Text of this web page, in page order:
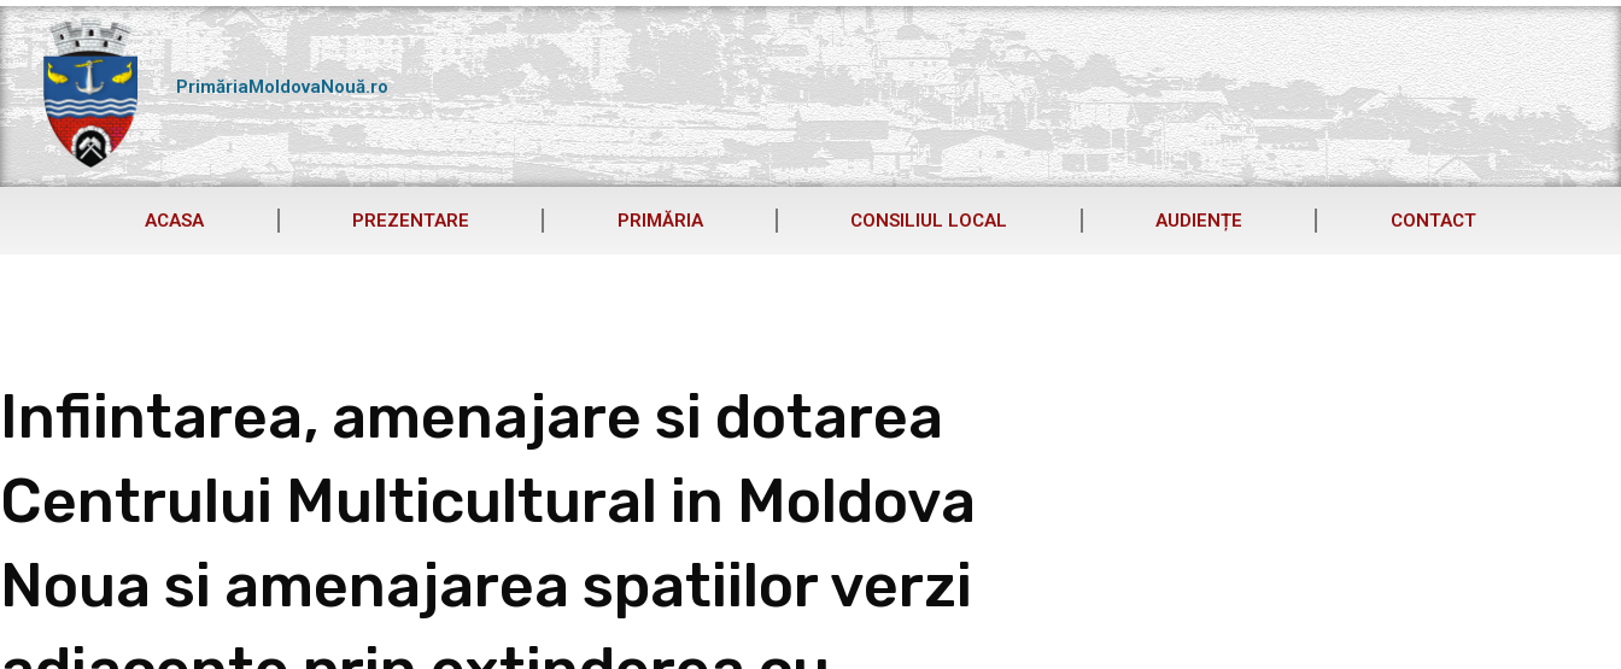
Skip
to
content
PrimăriaMoldovaNouă.ro
ACASA PREZENTARE PRIMĂRIA CONSILIUL LOCAL AUDIENȚE CONTACT
Infiintarea, amenajare si dotarea
Centrului Multicultural in Moldova
Noua si amenajarea spatiilor verzi